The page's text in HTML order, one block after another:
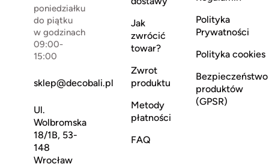
poniedziałku
do piątku
w godzinach
09:00-
15:00
sklep@decobali.pl
Ul.
Wolbromska
18/1B, 53-
148
Wrocław
Jak
zwrócić
towar?
Zwrot
produktu
Metody
płatności
FAQ
Polityka
Prywatności
Polityka cookies
Bezpieczeństwo
produktów
(GPSR)